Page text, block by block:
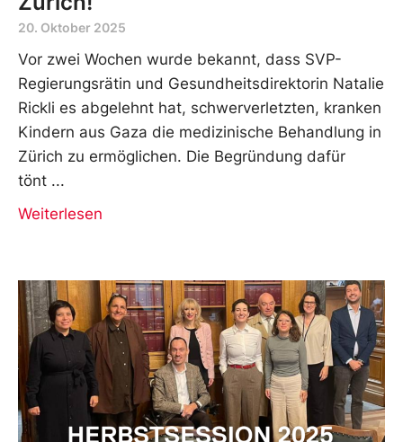
20. Oktober 2025
Vor zwei Wochen wurde bekannt, dass SVP-
Regierungsrätin und Gesundheitsdirektorin Natalie
Rickli es abgelehnt hat, schwerverletzten, kranken
Kindern aus Gaza die medizinische Behandlung in
Zürich zu ermöglichen. Die Begründung dafür
tönt
Weiterlesen